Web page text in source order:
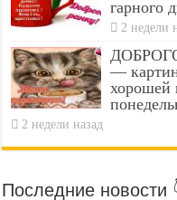
гарного
2 недели
—
хорошей
2 недели назад
Последние новости